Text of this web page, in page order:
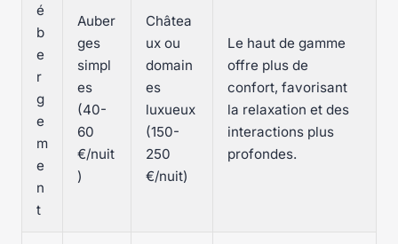
é
b
e
r
g
e
m
e
n
t
Auber
ges
simpl
es
(40-
60
€/nuit
)
Châtea
ux ou
domain
es
luxueux
(150-
250
€/nuit)
Le haut de gamme
offre plus de
confort, favorisant
la relaxation et des
interactions plus
profondes.